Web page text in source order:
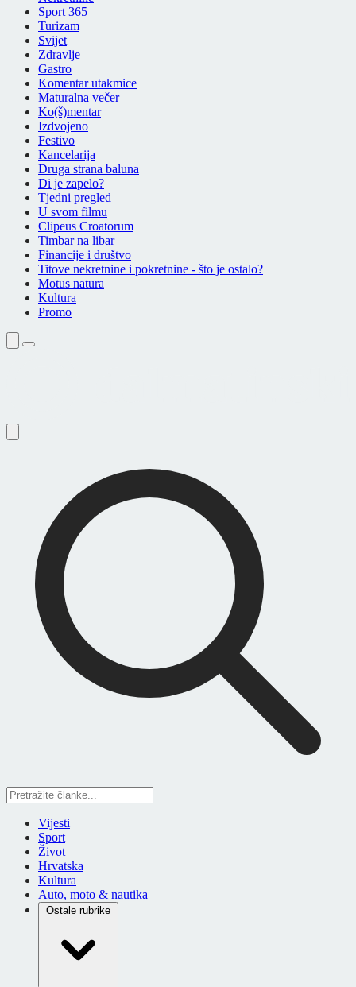
Sport 365
Turizam
Svijet
Zdravlje
Gastro
Komentar utakmice
Maturalna večer
Ko(š)mentar
Izdvojeno
Festivo
Kancelarija
Druga strana baluna
Di je zapelo?
Tjedni pregled
U svom filmu
Clipeus Croatorum
Timbar na libar
Financije i društvo
Titove nekretnine i pokretnine - što je ostalo?
Motus natura
Kultura
Promo
Vijesti
Sport
Život
Hrvatska
Kultura
Auto, moto & nautika
Ostale rubrike